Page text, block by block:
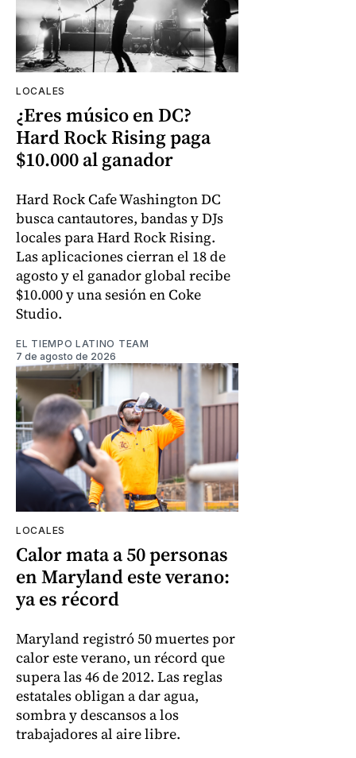
LOCALES
¿Eres músico en DC?
Hard Rock Rising paga
$10.000 al ganador
Hard Rock Cafe Washington DC
busca cantautores, bandas y DJs
locales para Hard Rock Rising.
Las aplicaciones cierran el 18 de
agosto y el ganador global recibe
$10.000 y una sesión en Coke
Studio.
EL TIEMPO LATINO TEAM
7 de agosto de 2026
LOCALES
Calor mata a 50 personas
en Maryland este verano:
ya es récord
Maryland registró 50 muertes por
calor este verano, un récord que
supera las 46 de 2012. Las reglas
estatales obligan a dar agua,
sombra y descansos a los
trabajadores al aire libre.